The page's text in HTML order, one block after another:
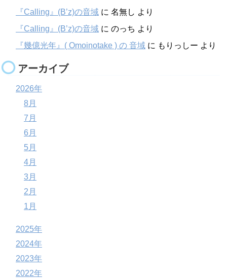
『Calling』(B’z)の音域 に 名無し より
『Calling』(B’z)の音域 に のっち より
『幾億光年』( Omoinotake ) の 音域 に もりっしー より
アーカイブ
2026年
8月
7月
6月
5月
4月
3月
2月
1月
2025年
2024年
2023年
2022年